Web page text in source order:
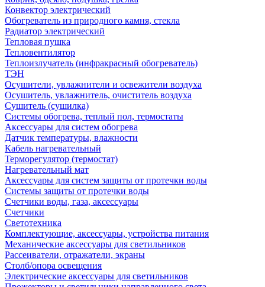
Конвектор электрический
Обогреватель из природного камня, стекла
Радиатор электрический
Тепловая пушка
Тепловентилятор
Теплоизлучатель (инфракрасный обогреватель)
ТЭН
Осушители, увлажнители и освежители воздуха
Осушитель, увлажнитель, очиститель воздуха
Сушитель (сушилка)
Системы обогрева, теплый пол, термостаты
Аксессуары для систем обогрева
Датчик температуры, влажности
Кабель нагревательный
Терморегулятор (термостат)
Нагревательный мат
Аксессуары для систем защиты от протечки воды
Системы защиты от протечки воды
Счетчики воды, газа, аксессуары
Счетчики
Светотехника
Комплектующие, аксессуары, устройства питания
Механические аксессуары для светильников
Рассеиватели, отражатели, экраны
Столб/опора освещения
Электрические аксессуары для светильников